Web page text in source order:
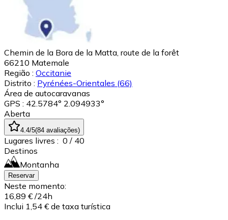
Chemin de la Bora de la Matta, route de la forêt
66210 Matemale
Região : Occitanie
Distrito : Pyrénées-Orientales (66)
Área de autocaravanas
GPS : 42.5784° 2.094933°
Aberta
4.4/5(84 avaliações)
Lugares livres : 0 / 40
Destinos
Montanha
Reservar
Neste momento:
16,89 € /24h
Inclui 1,54 € de taxa turística